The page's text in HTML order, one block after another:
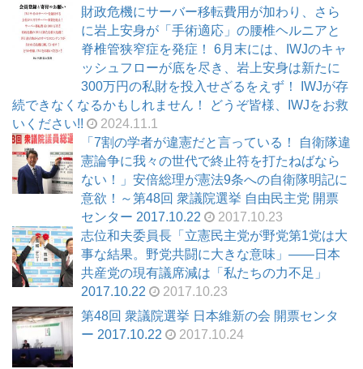
財政危機にサーバー移転費用が加わり、さら
に岩上安身が「手術適応」の腰椎ヘルニアと
脊椎管狭窄症を発症！ 6月末には、IWJのキャ
ッシュフローが底を尽き、岩上安身は新たに
300万円の私財を投入せざるをえず！ IWJが存
続できなくなるかもしれません！ どうぞ皆様、IWJをお救
いください!!
2024.11.1
「7割の学者が違憲だと言っている！ 自衛隊違
憲論争に我々の世代で終止符を打たねばなら
ない！」安倍総理が憲法9条への自衛隊明記に
意欲！～第48回 衆議院選挙 自由民主党 開票
センター 2017.10.22
2017.10.23
志位和夫委員長「立憲民主党が野党第1党は大
事な結果。野党共闘に大きな意味」――日本
共産党の現有議席減は「私たちの力不足」
2017.10.22
2017.10.23
第48回 衆議院選挙 日本維新の会 開票センタ
ー 2017.10.22
2017.10.24